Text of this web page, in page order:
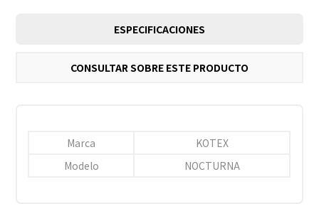
ESPECIFICACIONES
CONSULTAR SOBRE ESTE PRODUCTO
Marca
KOTEX
Modelo
NOCTURNA